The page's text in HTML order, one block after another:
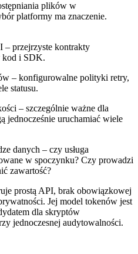
plików w
platformy ma znaczenie.
– przejrzyste kontrakty
kod i SDK.
– konfigurowalne polityki retry,
statusu.
– szczególnie ważne dla
jednocześnie uruchamiać wiele
danych – czy usługa
w spoczynku? Czy prowadzi
zawartość?
prostą API, brak obowiązkowej
Jej model tokenów jest
dla skryptów
jednoczesnej audytowalności.